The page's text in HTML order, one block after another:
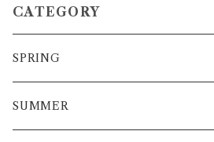
CATEGORY
SPRING
SUMMER